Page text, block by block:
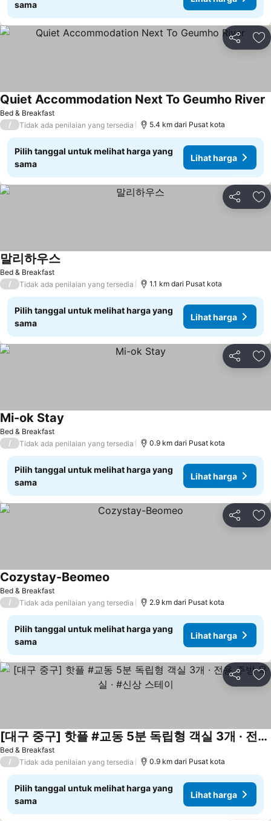
sama
Bagikan
Bed & Breakfast
Quiet Accommodation Next To Geumho River
/ Tidak ada penilaian yang tersedia 5.4 km dari Pusat kota
Pilih tanggal untuk melihat harga yang
sama
Lihat harga
Bagikan
Bed & Breakfast
말리하우스
/ Tidak ada penilaian yang tersedia 1.1 km dari Pusat kota
Pilih tanggal untuk melihat harga yang
sama
Lihat harga
Bagikan
Bed & Breakfast
Mi-ok Stay
/ Tidak ada penilaian yang tersedia 0.9 km dari Pusat kota
Pilih tanggal untuk melihat harga yang
sama
Lihat harga
Bagikan
Bed & Breakfast
Cozystay-Beomeo
/ Tidak ada penilaian yang tersedia 2.9 km dari Pusat kota
Pilih tanggal untuk melihat harga yang
sama
Lihat harga
Bagikan
Bed & Breakfast
[대구 중구] 핫플 #교동 5분 독립형 객실 3개 · 전용 주방·욕실 · #신상 스테이
/ Tidak ada penilaian yang tersedia 0.9 km dari Pusat kota
Pilih tanggal untuk melihat harga yang
sama
Lihat harga